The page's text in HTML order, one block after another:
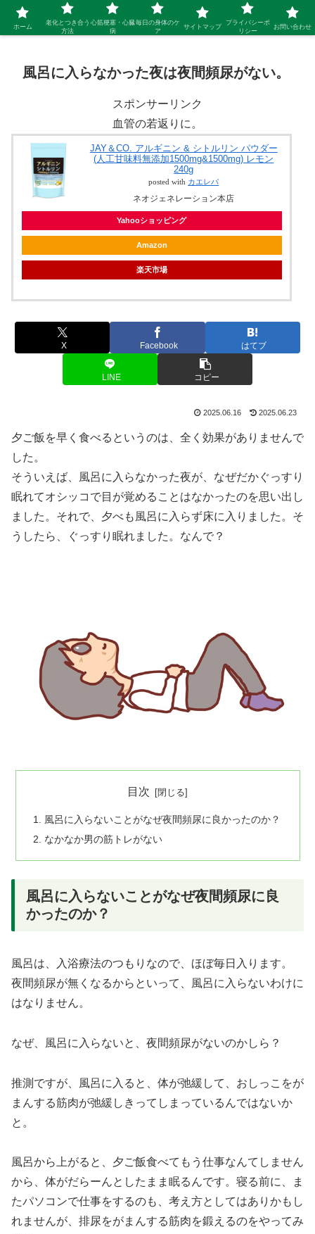
シニア 新しい人生を開拓するブログ
風呂に入らなかった夜は夜間頻尿がない。
スポンサーリンク
血管の若返りに。
JAY＆CO. アルギニン & シトルリン パウダー
(人工甘味料無添加1500mg&1500mg) レモン
240g
posted with カエレバ
ネオジェネレーション本店
Yahooショッピング
Amazon
楽天市場
X Facebook はてブ
LINE コピー
2025.06.16 2025.06.23
夕ご飯を早く食べるというのは、全く効果がありませんで
した。
そういえば、風呂に入らなかった夜が、なぜだかぐっすり
眠れてオシッコで目が覚めることはなかったのを思い出し
ました。それで、夕べも風呂に入らず床に入りました。そ
うしたら、ぐっすり眠れました。なんで？
目次
風呂に入らないことがなぜ夜間頻尿に良かったのか？
なかなか男の筋トレがない
風呂に入らないことがなぜ夜間頻尿に良
かったのか？
風呂は、入浴療法のつもりなので、ほぼ毎日入ります。
夜間頻尿が無くなるからといって、風呂に入らないわけに
はなりません。
なぜ、風呂に入らないと、夜間頻尿がないのかしら？
推測ですが、風呂に入ると、体が弛緩して、おしっこをが
まんする筋肉が弛緩しきってしまっているんではないか
と。
風呂から上がると、夕ご飯食べてもう仕事なんてしません
から、体がだらーんとしたまま眠るんです。寝る前に、ま
たパソコンで仕事をするのも、考え方としてはありかもし
れませんが、排尿をがまんする筋肉を鍛えるのをやってみ
ホーム
老化とつき合う
方法
心筋梗塞・心臓
病
毎日の身体のケ
ア
サイトマップ
プライバシーポ
リシー
お問い合わせ